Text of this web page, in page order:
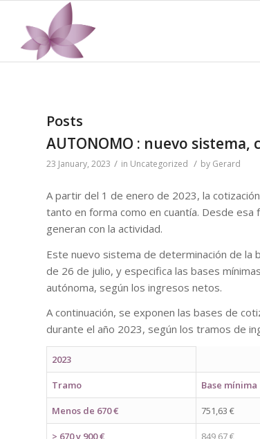
Posts
AUTONOMO : nuevo
23 January, 2023 / in Uncategorized / by Gerard
A partir del 1 de enero de 2023, la
tanto en forma como en cuantía. Desde
generan con la actividad.
Este nuevo sistema de determinación de
de 26 de julio, y especifica las bases
autónoma, según los ingresos netos.
A continuación, se exponen las bases de
durante el año 2023, según los tramos de
2023
Tramo Base mínima
Menos de 670 € 751,63 €
> 670 y 900 € 849,67 €